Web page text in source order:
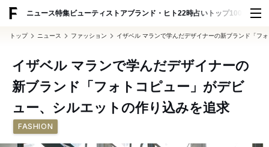
ニュース特集ビューティ ストアブランド・ヒト22時占い トップ100 スナッ
トップ ニュース ファッション イザベル マランで学んだデザイナーの新ブランド「フ
イザベル マランで学んだデザイナーの
新ブランド「フォトコピュー」がデビ
ュー、シルエットの作り込みを追求
FASHION